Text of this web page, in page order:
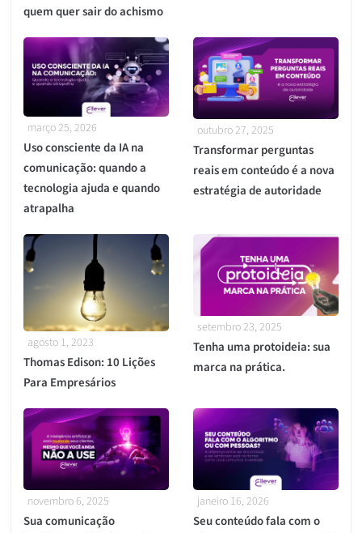
quem quer sair do achismo
março 25, 2026
Uso consciente da IA na
comunicação: quando a
tecnologia ajuda e quando
atrapalha
outubro 27, 2025
Transformar perguntas
reais em conteúdo é a nova
estratégia de autoridade
agosto 1, 2023
Thomas Edison: 10 Lições
Para Empresários
setembro 23, 2025
Tenha uma protoideia: sua
marca na prática.
novembro 6, 2025
Sua comunicação
janeiro 16, 2026
Seu conteúdo fala com o